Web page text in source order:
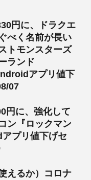
円に、ドラクエ
べく名前が長い
トモンスターズ
ランド
アプリ値下
07
円に、強化して
ン『ロックマン
プリ値下げセ
えるか）コロナ